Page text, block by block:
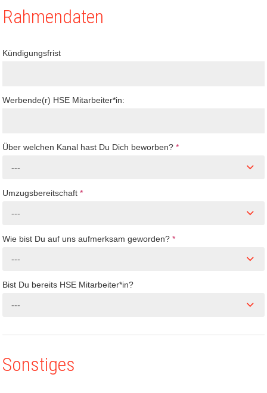
Rahmendaten
Kündigungsfrist
Werbende(r) HSE Mitarbeiter*in:
Über welchen Kanal hast Du Dich beworben?*
---
Umzugsbereitschaft*
---
Wie bist Du auf uns aufmerksam geworden?*
---
Bist Du bereits HSE Mitarbeiter*in?
---
Sonstiges